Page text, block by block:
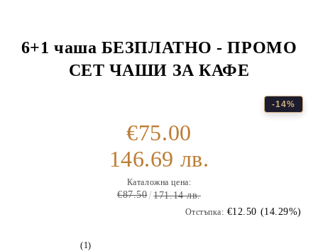
6+1 чаша БЕЗПЛАТНО - ПРОМО
СЕТ ЧАШИ ЗА КАФЕ
-14%
€75.00
146.69 лв.
Каталожна цена:
€87.50 171.14 лв.
Отстъпка: €12.50 (14.29%)
(1)